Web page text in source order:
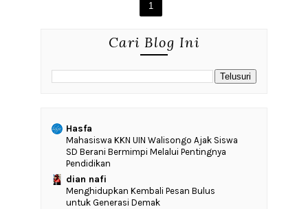
1
Cari Blog Ini
Hasfa
Mahasiswa KKN UIN Walisongo Ajak Siswa
SD Berani Bermimpi Melalui Pentingnya
Pendidikan
dian nafi
Menghidupkan Kembali Pesan Bulus
untuk Generasi Demak